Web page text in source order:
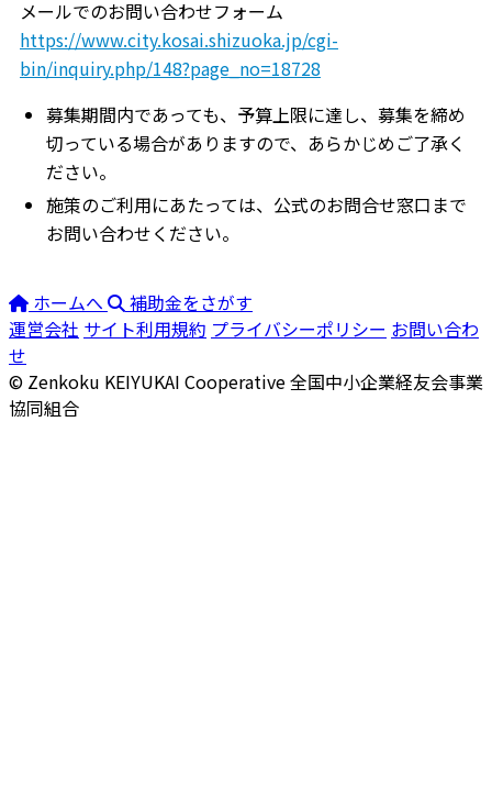
メールでのお問い合わせフォーム
https://www.city.kosai.shizuoka.jp/cgi-
bin/inquiry.php/148?page_no=18728
募集期間内であっても、予算上限に達し、募集を締め
切っている場合がありますので、あらかじめご了承く
ださい。
施策のご利用にあたっては、公式のお問合せ窓口まで
お問い合わせください。
ホームへ
補助金をさがす
運営会社 サイト利用規約 プライバシーポリシー お問い合わ
せ
© Zenkoku KEIYUKAI Cooperative全国中小企業経友会事業
協同組合